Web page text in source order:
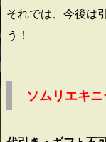
それでは、今後は
う！
ソムリエキ